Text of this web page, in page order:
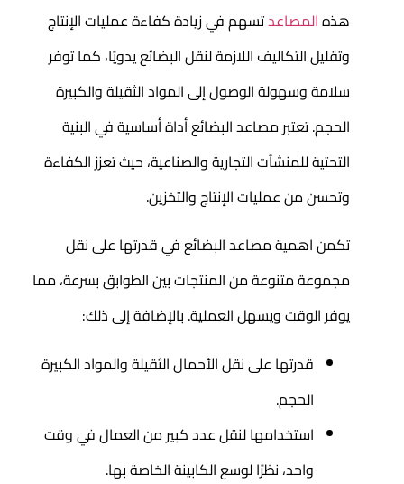
هذهالمصاعدتسهم في زيادة كفاءة عمليات الإنتاج
وتقليل التكاليف اللازمة لنقل البضائع يدويًا، كما توفر
سلامة وسهولة الوصول إلى المواد الثقيلة والكبيرة
الحجم. تعتبر مصاعد البضائع أداة أساسية في البنية
التحتية للمنشآت التجارية والصناعية، حيث تعزز الكفاءة
وتحسن من عمليات الإنتاج والتخزين.
تكمن اهمية مصاعد البضائع في قدرتها على نقل
مجموعة متنوعة من المنتجات بين الطوابق بسرعة، مما
يوفر الوقت ويسهل العملية. بالإضافة إلى ذلك:
قدرتها على نقل الأحمال الثقيلة والمواد الكبيرة
الحجم.
استخدامها لنقل عدد كبير من العمال في وقت
واحد، نظرًا لوسع الكابينة الخاصة بها.